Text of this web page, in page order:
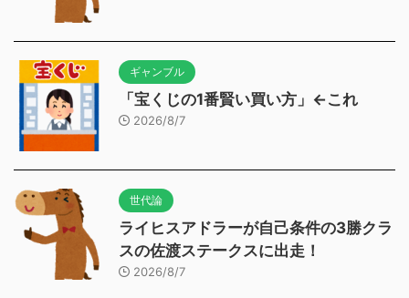
ギャンブル
「宝くじの1番賢い買い方」←これ
2026/8/7
世代論
ライヒスアドラーが自己条件の3勝クラ
スの佐渡ステークスに出走！
2026/8/7